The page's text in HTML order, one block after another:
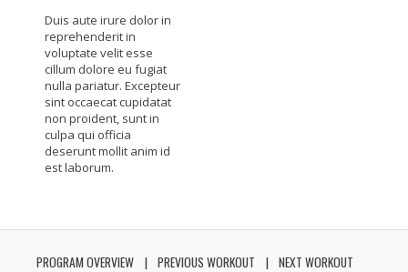
Duis aute irure dolor in
reprehenderit in
voluptate velit esse
cillum dolore eu fugiat
nulla pariatur. Excepteur
sint occaecat cupidatat
non proident, sunt in
culpa qui officia
deserunt mollit anim id
est laborum.
PROGRAM OVERVIEW PREVIOUS WORKOUT NEXT WORKOUT